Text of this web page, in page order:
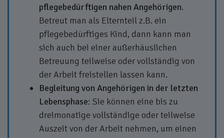
pflegebedürftigen nahen Angehörigen.
Betreut man als Elternteil z.B. ein
pflegebedürftiges Kind, dann kann man
sich auch bei einer außerhäuslichen
Betreuung teilweise oder vollständig von
der Arbeit freistellen lassen kann.
Begleitung von Angehörigen in der letzten
Lebensphase: Sie können eine bis zu
dreimonatige vollständige oder teilweise
Auszeit von der Arbeit nehmen, um einen